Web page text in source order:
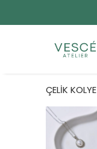
ÇELİK KOLYE